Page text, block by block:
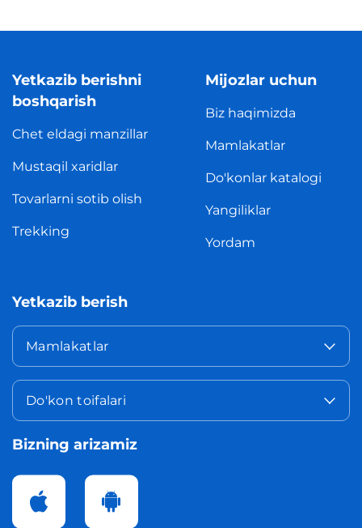
Yetkazib berishni
boshqarish
Chet eldagi manzillar
Mustaqil xaridlar
Tovarlarni sotib olish
Trekking
Mijozlar uchun
Biz haqimizda
Mamlakatlar
Do'konlar katalogi
Yangiliklar
Yordam
Yetkazib berish
Mamlakatlar
Do'kon toifalari
Bizning arizamiz